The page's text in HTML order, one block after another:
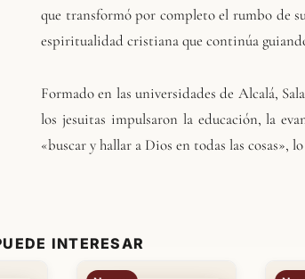
que transformó por completo el rumbo de
espiritualidad cristiana que continúa
Formado en las universidades de Alcalá,
los jesuitas impulsaron la educación, la
«buscar y hallar a Dios en todas las
INTERESAR